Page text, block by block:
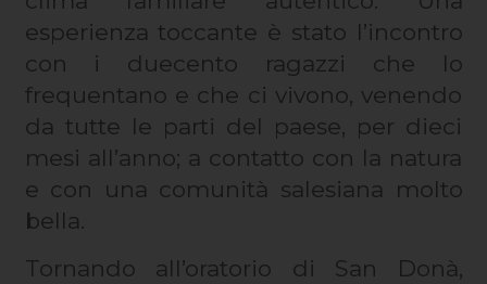
esperienza toccante è stato l’incontro
con i duecento ragazzi che lo
frequentano e che ci vivono, venendo
da tutte le parti del paese, per dieci
mesi all’anno; a contatto con la natura
e con una comunità salesiana molto
bella.
Tornando all’oratorio di San Donà,